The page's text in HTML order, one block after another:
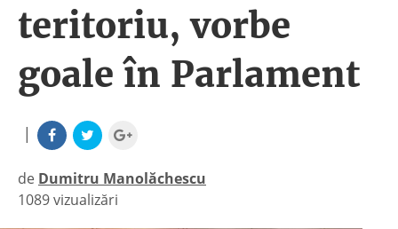
teritoriu, vorbe
goale în Parlament
|
de Dumitru Manolăchescu
|
1089 vizualizări